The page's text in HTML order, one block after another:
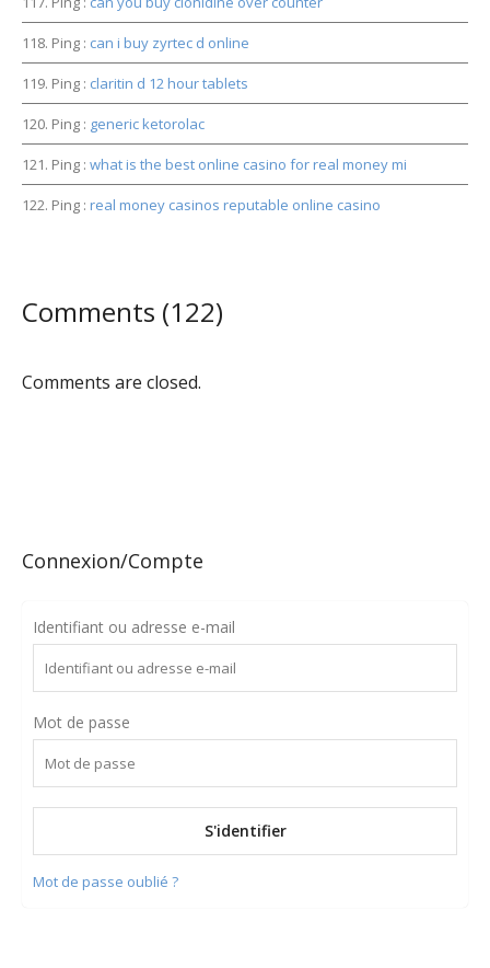
Ping : can i buy zyrtec d online
Ping : claritin d 12 hour tablets
Ping : generic ketorolac
Ping : what is the best online casino for real money mi
Ping : real money casinos reputable online casino
Comments (122)
Comments are closed.
Connexion/Compte
Identifiant ou adresse e-mail
Mot de passe
Mot de passe oublié ?